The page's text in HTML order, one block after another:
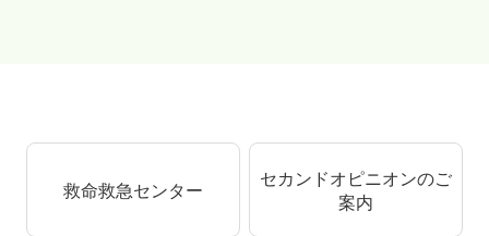
救命救急センター
セカンドオピニオンのご
案内